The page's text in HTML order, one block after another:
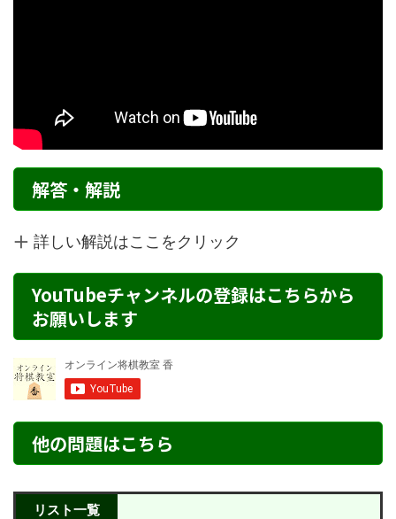
解答・解説
詳しい解説はここをクリック
YouTubeチャンネルの登録はこちらから
お願いします
他の問題はこちら
リスト一覧